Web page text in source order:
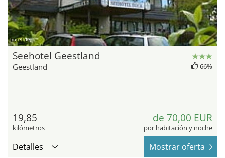
hotel.de
Seehotel Geestland
Geestland 66%
19,85
kilómetros
de 70,00 EUR
por habitación y noche
Detalles Mostrar oferta